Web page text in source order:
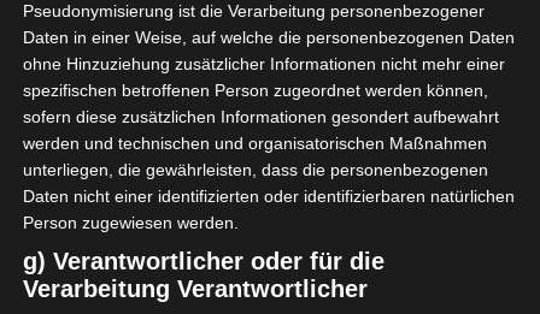
benötigen wir laut DSGVO Ihre Zustimmung. Es werden seitens
Google Adsense personenbezogene Daten erhoben,
verarbeitet und gespeichert. Welche Daten genau entnehmen
Sie bitte den Datenschutzbedingungen.
Google Adsenseist deaktiviert.
✓ Erlauben
Datenschutzbedingungen
Hier ist der Zeitplan für die Nachholspiele im
Hinspiel der Meisterschaft:
Pseudonymisierung ist die Verarbeitung personenbezogener
Daten in einer Weise, auf welche die personenbezogenen Daten
ohne Hinzuziehung zusätzlicher Informationen nicht mehr einer
spezifischen betroffenen Person zugeordnet werden können,
sofern diese zusätzlichen Informationen gesondert aufbewahrt
werden und technischen und organisatorischen Maßnahmen
unterliegen, die gewährleisten, dass die personenbezogenen
Daten nicht einer identifizierten oder identifizierbaren natürlichen
Person zugewiesen werden.
g) Verantwortlicher oder für die
Verarbeitung Verantwortlicher